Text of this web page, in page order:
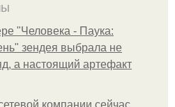
"Человека - Паука:
зендея выбрала не
а настоящий артефакт